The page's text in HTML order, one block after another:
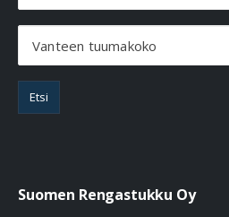
Vanteen tuumakoko
Etsi
Suomen Rengastukku Oy